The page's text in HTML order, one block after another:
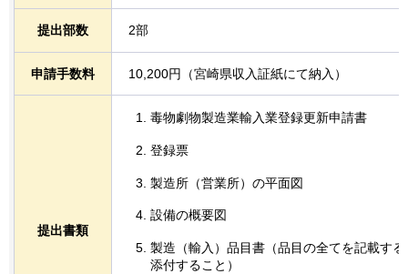
提出部数 2部
申請手数料 10,200円（宮崎県収入証紙にて納入）
提出書類
毒物劇物製造業輸入業登録更新申請書
登録票
製造所（営業所）の平面図
設備の概要図
製造（輸入）品目書（品目の全てを記載す
添付すること）